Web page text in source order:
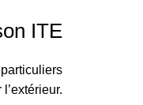
ITE